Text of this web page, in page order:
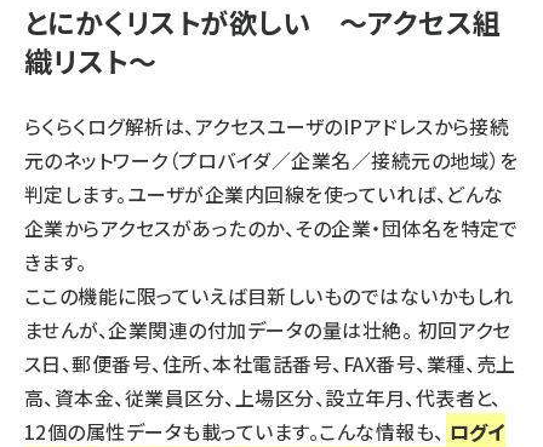
とにかくリストが欲しい ～アクセス組
織リスト～
らくらくログ解析は、アクセスユーザのIPアドレスから接続
元のネットワーク（プロバイダ／企業名／接続元の地域）を
判定します。ユーザが企業内回線を使っていれば、どんな
企業からアクセスがあったのか、その企業・団体名を特定で
きます。
ここの機能に限っていえば目新しいものではないかもしれ
ませんが、企業関連の付加データの量は壮絶。 初回アクセ
ス日、郵便番号、住所、本社電話番号、FAX番号、業種、売上
高、資本金、従業員区分、上場区分、設立年月、代表者と、
12個の属性データも載っています。こんな情報も、 ログイ